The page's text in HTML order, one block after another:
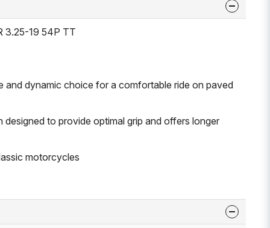
3.25-19 54P TT
and dynamic choice for a comfortable ride on paved
designed to provide optimal grip and offers longer
motorcycles